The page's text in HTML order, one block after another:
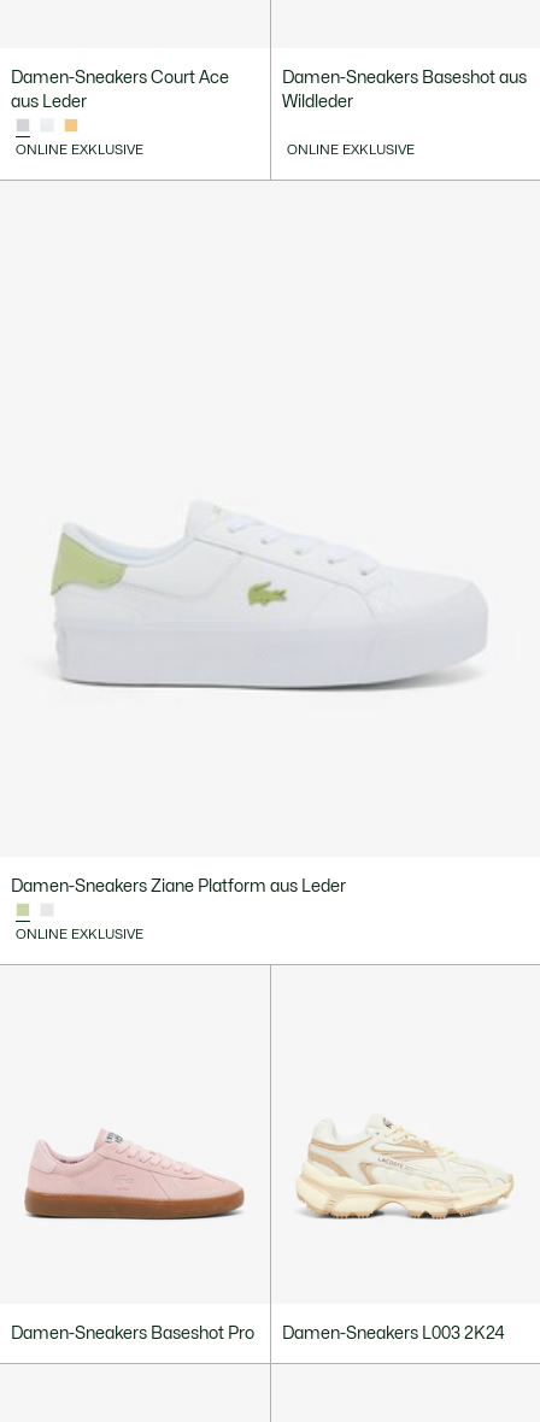
Damen-Sneakers Court Ace
aus Leder
ONLINE EXKLUSIVE
Damen-Sneakers Baseshot aus
Wildleder
ONLINE EXKLUSIVE
Damen-Sneakers Ziane Platform aus Leder
ONLINE EXKLUSIVE
Damen-Sneakers Baseshot Pro Damen-Sneakers L003 2K24